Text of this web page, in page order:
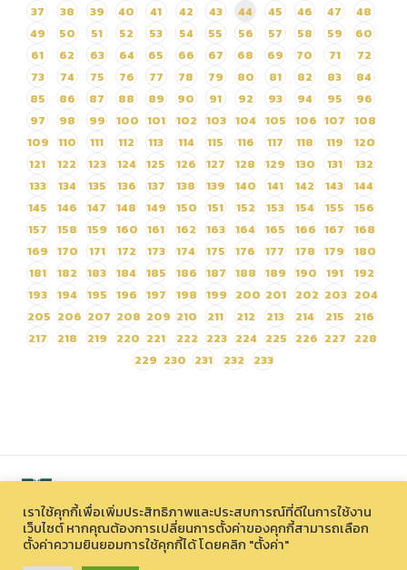
Enterprise Resource
Planning
37
38 39 40 41 42 43 44 45 46 47
48
49
50 51 52 53 54 55 56 57 58 59
60
61
62 63 64 65 66 67 68 69 70 71
72
73
74 75 76 77 78 79 80 81 82 83
84
85
86 87 88 89 90 91 92 93 94 95
96
97
98 99 100 101 102 103 104 105 106 107 108
109 110 111 112 113 114 115 116 117 118 119
120
121
122 123 124 125 126 127 128 129 130 131
132
133
134 135 136 137 138 139 140 141 142 143
144
145
146 147 148 149 150 151 152 153 154 155
156
157
158 159 160 161 162 163 164 165 166 167
168
169 170 171 172 173 174 175 176 177 178 179
180
181
182 183 184 185 186 187 188 189 190 191
192
193 194 195 196 197 198 199 200 201 202 203 204
205 206 207 208 209 210 211 212 213 214 215
216
217
218 219 220 221 222 223 224 225 226 227 228
229 230 231 232 233
สงวนลิขสิทธิ์ © 2026 องค์การบริหารไนท์ซาฟารี (องค์การมหาชน)
เราใช้คุกกี้เพื่อเพิ่มประสิทธิภาพและประสบการณ์ที่ดีในการใช้งาน
เว็บไซต์ หากคุณต้องการเปลี่ยนการตั้งค่าของคุกกี้สามารถเลือก
ตั้งค่าความยินยอมการใช้คุกกี้ได้ โดยคลิก "ตั้งค่า"